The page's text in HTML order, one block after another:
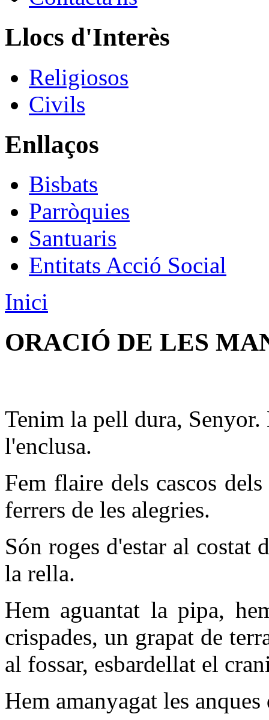
Llocs d'Interès
Religiosos
Civils
Enllaços
Bisbats
Parròquies
Santuaris
Entitats Acció Social
Inici
ORACIÓ DE LES
Tenim la pell dura,
l'enclusa.
Fem flaire dels cascos
ferrers de les alegries.
Són roges d'estar al costat
la rella.
Hem aguantat la pipa,
crispades, un grapat de
al fossar, esbardellat el
Hem amanyagat les